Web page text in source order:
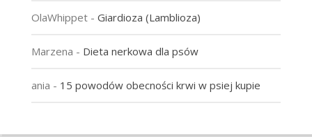
OlaWhippet- Giardioza (Lamblioza)
Marzena - Dieta nerkowa dla psów
ania - 15 powodów obecności krwi w psiej kupie